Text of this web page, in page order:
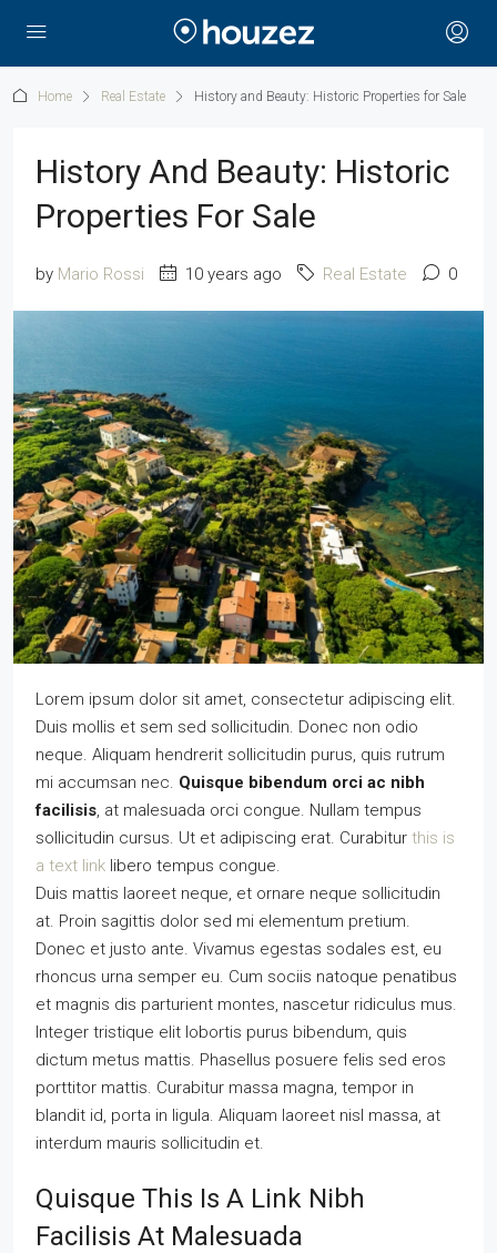
Home Real Estate History and Beauty: Historic Properties for Sale
History And Beauty: Historic
Properties For Sale
by Mario Rossi 10 years ago Real Estate 0
Lorem ipsum dolor sit amet, consectetur adipiscing elit.
Duis mollis et sem sed sollicitudin. Donec non odio
neque. Aliquam hendrerit sollicitudin purus, quis rutrum
mi accumsan nec. Quisque bibendum orci ac nibh
facilisis, at malesuada orci congue. Nullam tempus
sollicitudin cursus. Ut et adipiscing erat. Curabitur this is
a text link libero tempus congue.
Duis mattis laoreet neque, et ornare neque sollicitudin
at. Proin sagittis dolor sed mi elementum pretium.
Donec et justo ante. Vivamus egestas sodales est, eu
rhoncus urna semper eu. Cum sociis natoque penatibus
et magnis dis parturient montes, nascetur ridiculus mus.
Integer tristique elit lobortis purus bibendum, quis
dictum metus mattis. Phasellus posuere felis sed eros
porttitor mattis. Curabitur massa magna, tempor in
blandit id, porta in ligula. Aliquam laoreet nisl massa, at
interdum mauris sollicitudin et.
Quisque This Is A Link Nibh
Facilisis At Malesuada